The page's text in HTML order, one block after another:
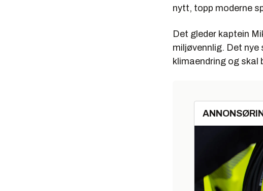
Verft: Fassmer
Bredde: 11 meter
Dypgang: 4,5
Deplasement: Ca.
Riggtype: A-
Overbygg::
nytt, topp moderne
Det gleder kaptein
miljøvennlig. Det
klimaendring og skal